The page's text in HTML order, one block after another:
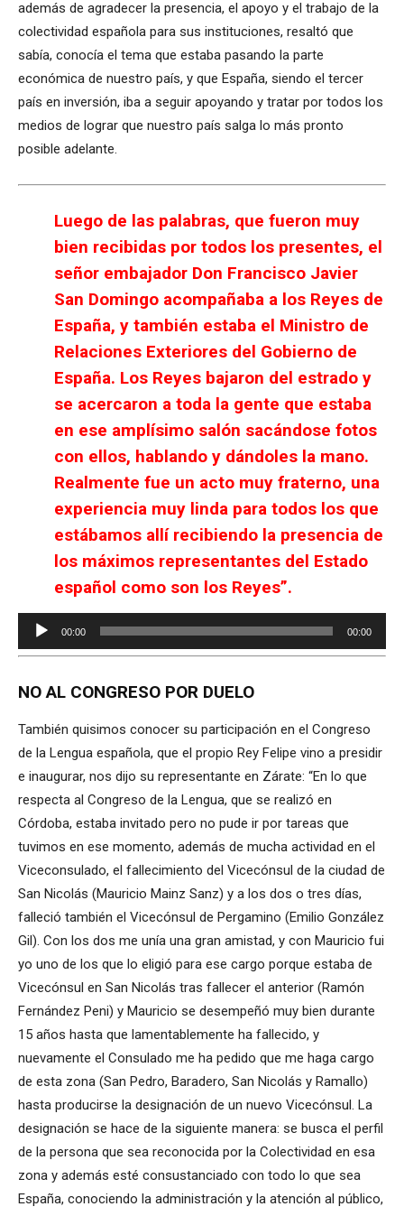
además de agradecer la presencia, el apoyo y el trabajo de la
colectividad española para sus instituciones, resaltó que
sabía, conocía el tema que estaba pasando la parte
económica de nuestro país, y que España, siendo el tercer
país en inversión, iba a seguir apoyando y tratar por todos los
medios de lograr que nuestro país salga lo más pronto
posible adelante.
Luego de las palabras, que fueron muy
bien recibidas por todos los presentes, el
señor embajador Don Francisco Javier
San Domingo acompañaba a los Reyes de
España, y también estaba el Ministro de
Relaciones Exteriores del Gobierno de
España. Los Reyes bajaron del estrado y
se acercaron a toda la gente que estaba
en ese amplísimo salón sacándose fotos
con ellos, hablando y dándoles la mano.
Realmente fue un acto muy fraterno, una
experiencia muy linda para todos los que
estábamos allí recibiendo la presencia de
los máximos representantes del Estado
español como son los Reyes”.
Reproductor
de
00:00 00:00
NO AL CONGRESO POR DUELO
También quisimos conocer su participación en el Congreso
de la Lengua española, que el propio Rey Felipe vino a presidir
e inaugurar, nos dijo su representante en Zárate: “En lo que
respecta al Congreso de la Lengua, que se realizó en
Córdoba, estaba invitado pero no pude ir por tareas que
tuvimos en ese momento, además de mucha actividad en el
Viceconsulado, el fallecimiento del Vicecónsul de la ciudad de
San Nicolás (Mauricio Mainz Sanz) y a los dos o tres días,
falleció también el Vicecónsul de Pergamino (Emilio González
Gil). Con los dos me unía una gran amistad, y con Mauricio fui
yo uno de los que lo eligió para ese cargo porque estaba de
Vicecónsul en San Nicolás tras fallecer el anterior (Ramón
Fernández Peni) y Mauricio se desempeñó muy bien durante
15 años hasta que lamentablemente ha fallecido, y
nuevamente el Consulado me ha pedido que me haga cargo
de esta zona (San Pedro, Baradero, San Nicolás y Ramallo)
hasta producirse la designación de un nuevo Vicecónsul. La
designación se hace de la siguiente manera: se busca el perfil
de la persona que sea reconocida por la Colectividad en esa
zona y además esté consustanciado con todo lo que sea
España, conociendo la administración y la atención al público,